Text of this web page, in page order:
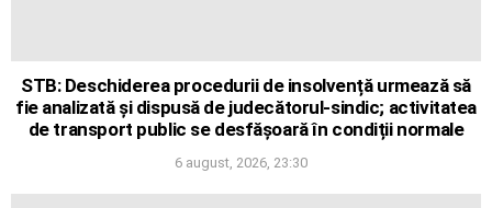
STB: Deschiderea procedurii de insolvență urmează să
fie analizată și dispusă de judecătorul-sindic; activitatea
de transport public se desfășoară în condiții normale
6 august, 2026, 23:30